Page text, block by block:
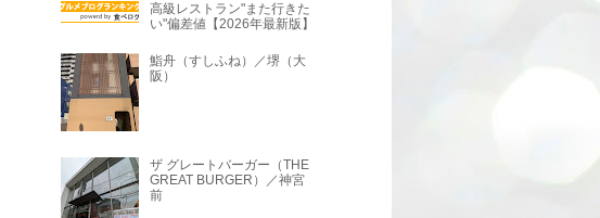
高級レストラン"また行きた
い"偏差値【2026年最新版】
鮨舟（すしふね）／堺（大
阪）
ザ グレートバーガー（THE
GREAT BURGER）／神宮
前